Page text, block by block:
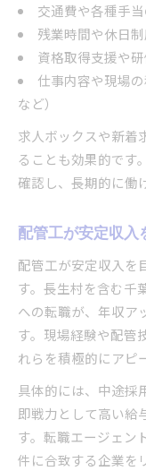
交通費や各種手
残業時間や休日
資格取得支援や
仕事内容や現場
など）
求人ボックスや新着
ることも効果的です
確認し、長期的に働
配管工が安定収入
配管工が安定収入を
す。長生村を含む千
への転職が、年収ア
す。現場経験や配管
れらを積極的にアピ
具体的には、中途採
即戦力として高い給
す。転職エージェン
件に合致する企業を